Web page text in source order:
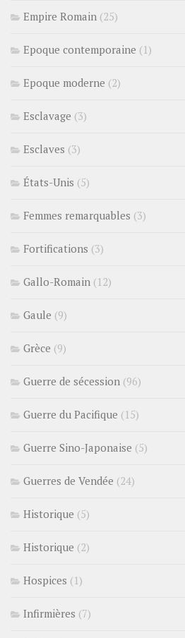
Empire Romain (25)
Epoque contemporaine (1)
Epoque moderne (2)
Esclavage (3)
Esclaves (3)
États-Unis (5)
Femmes remarquables (3)
Fortifications (3)
Gallo-Romain (12)
Gaule (9)
Grèce (9)
Guerre de sécession (96)
Guerre du Pacifique (15)
Guerre Sino-Japonaise (5)
Guerres de Vendée (24)
Historique (5)
Historique (2)
Hospices (1)
Infirmières (7)